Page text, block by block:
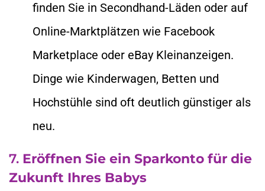
finden Sie in Secondhand-Läden oder auf
Online-Marktplätzen wie Facebook
Marketplace oder eBay Kleinanzeigen.
Dinge wie Kinderwagen, Betten und
Hochstühle sind oft deutlich günstiger als
neu.
7. Eröffnen Sie ein Sparkonto für die
Zukunft Ihres Babys